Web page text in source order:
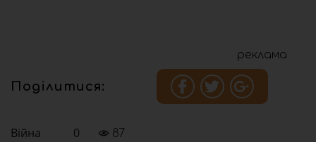
реклама
Поділитися:
Війна 0 87